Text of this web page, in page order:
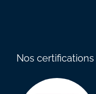
Nos certifications